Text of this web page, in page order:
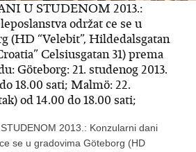
U STUDENOM 2013.:
održat ce se u
(HD “Velebit”, Hildedalsgatan
Celsiusgatan 31) prema
Göteborg: 21. studenog 2013.
18.00 sati; Malmö: 22.
od 14.00 do 18.00 sati;
2013.: Konzularni dani
se u gradovima Göteborg (HD